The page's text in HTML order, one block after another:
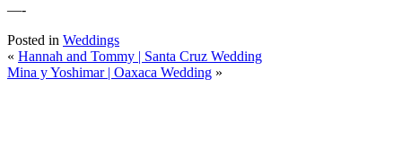
—-
Posted in Weddings
« Hannah and Tommy | Santa Cruz Wedding
Mina y Yoshimar | Oaxaca Wedding »